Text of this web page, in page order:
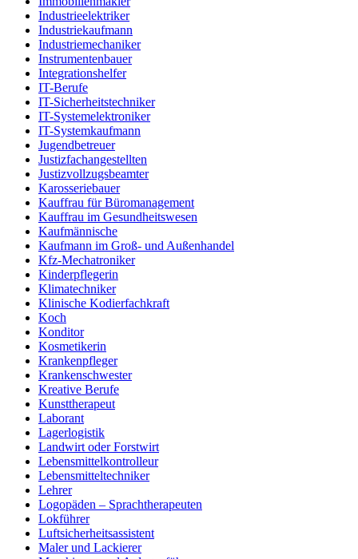
Industrieelektriker
Industriekaufmann
Industriemechaniker
Instrumentenbauer
Integrationshelfer
IT-Berufe
IT-Sicherheitstechniker
IT-Systemelektroniker
IT-Systemkaufmann
Jugendbetreuer
Justizfachangestellten
Justizvollzugsbeamter
Karosseriebauer
Kauffrau für Büromanagement
Kauffrau im Gesundheitswesen
Kaufmännische
Kaufmann im Groß- und Außenhandel
Kfz-Mechatroniker
Kinderpflegerin
Klimatechniker
Klinische Kodierfachkraft
Koch
Konditor
Kosmetikerin
Krankenpfleger
Krankenschwester
Kreative Berufe
Kunsttherapeut
Laborant
Lagerlogistik
Landwirt oder Forstwirt
Lebensmittelkontrolleur
Lebensmitteltechniker
Lehrer
Logopäden – Sprachtherapeuten
Lokführer
Luftsicherheitsassistent
Maler und Lackierer